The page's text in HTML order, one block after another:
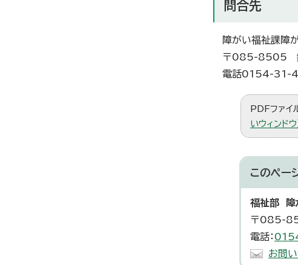
問合先
障がい福祉課障
〒085-8505
電話0154-31-
PDFファイ
いウィンドウ
このペー
福祉部 障
〒085-
電話：
お問